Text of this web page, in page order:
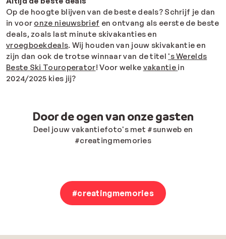
Op de hoogte blijven van de beste deals? Schrijf je dan
in voor onze nieuwsbrief en ontvang als eerste de beste
deals, zoals last minute skivakanties en
vroegboekdeals. Wij houden van jouw skivakantie en
zijn dan ook de trotse winnaar van de titel 's Werelds
Beste Ski Touroperator! Voor welke vakantie in
2024/2025 kies jij?
Door de ogen van onze gasten
Deel jouw vakantiefoto's met #sunweb en
#creatingmemories
#creatingmemories